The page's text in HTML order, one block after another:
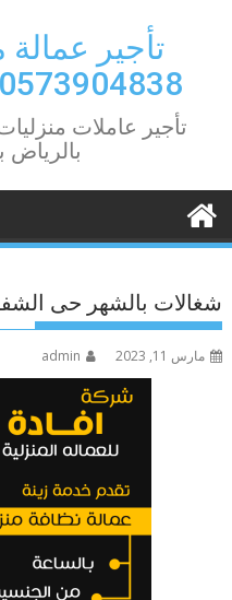
تأجير عمالة
0573904838- 0549362075
تأجير عاملات
بالرياض
شغالات بالشهر حى الشفا
مارس 11, 2023 admin